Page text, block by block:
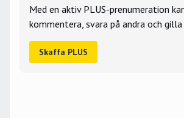
Med en aktiv PLUS-prenumeration
kommentera, svara på andra och
Skaffa PLUS